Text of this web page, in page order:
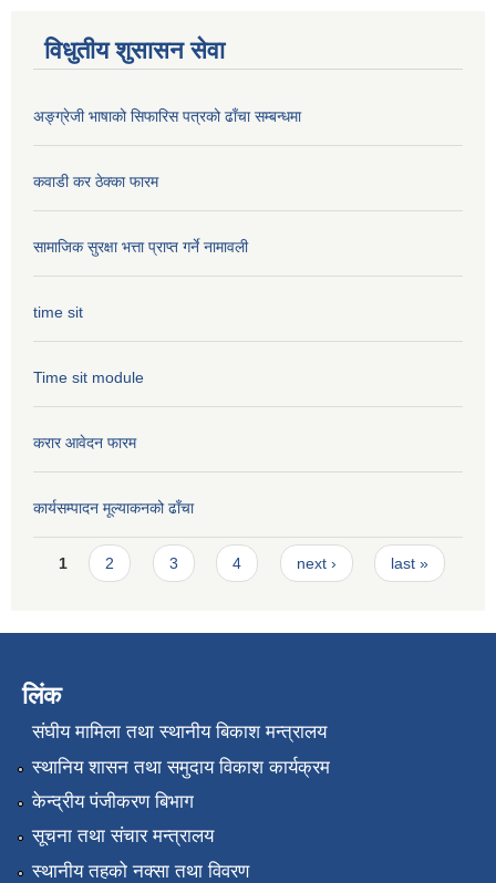
विधुतीय शुसासन सेवा
अङ्ग्रेजी भाषाको सिफारिस पत्रको ढाँचा सम्बन्धमा
कवाडी कर ठेक्का फारम
सामाजिक सुरक्षा भत्ता प्राप्त गर्ने नामावली
time sit
Time sit module
करार आवेदन फारम
कार्यसम्पादन मूल्या‌कनको ढाँचा
Pages
1 2 3 4 next › last »
लिंक
संघीय मामिला तथा स्थानीय बिकाश मन्त्रालय
स्थानिय शासन तथा समुदाय विकाश कार्यक्रम
केन्द्रीय पंजीकरण बिभाग
सूचना तथा संचार मन्त्रालय
स्थानीय तहको नक्सा तथा विवरण